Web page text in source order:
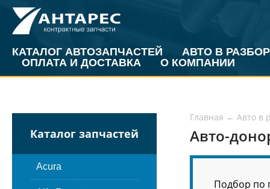
КАТАЛОГ АВТОЗАПЧАСТЕЙ
АВТО В РАЗБОР
ОПЛАТА И ДОСТАВКА
О КОМПАНИИ
Каталог запчастей
Acura
Главная ← Авто в
Авто-
Подбор по